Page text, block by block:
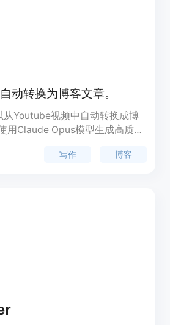
动转换为博客文章。
从Youtube视频中自动转换成博
用Claude Opus模型生成高质量
了自动生成内部和外部链接、生
写作 博客